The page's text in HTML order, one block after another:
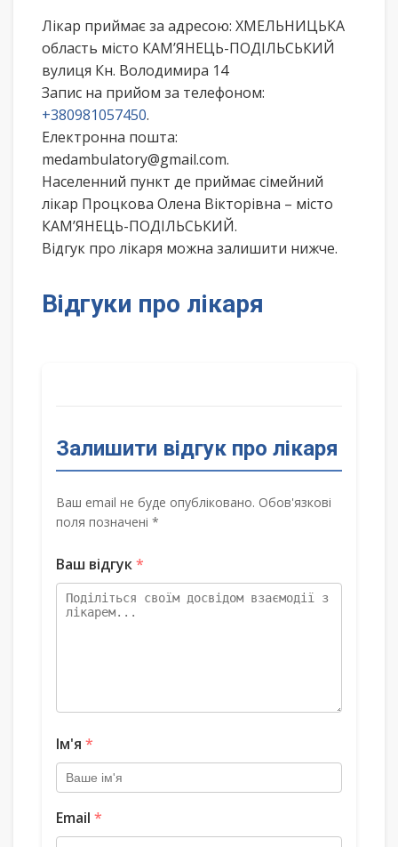
Лікар приймає за адресою: ХМЕЛЬНИЦЬКА
область місто КАМ’ЯНЕЦЬ-ПОДІЛЬСЬКИЙ
вулиця Кн. Володимира 14
Запис на прийом за телефоном:
+380981057450.
Електронна пошта:
medambulatory@gmail.com.
Населенний пункт де приймає сімейний
лікар Процкова Олена Вікторівна – місто
КАМ’ЯНЕЦЬ-ПОДІЛЬСЬКИЙ.
Відгук про лікаря можна залишити нижче.
Відгуки про лікаря
Залишити відгук про лікаря
Ваш email не буде опубліковано. Обов'язкові
поля позначені *
Ваш відгук*
Ім'я *
Email *